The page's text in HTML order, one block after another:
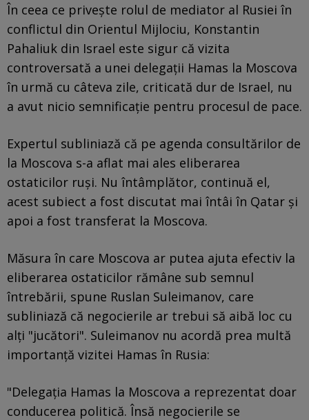
În ceea ce privește rolul de mediator al Rusiei în
conflictul din Orientul Mijlociu, Konstantin
Pahaliuk din Israel este sigur că vizita
controversată a unei delegații Hamas la Moscova
în urmă cu câteva zile, criticată dur de Israel, nu
a avut nicio semnificație pentru procesul de pace.
Expertul subliniază că pe agenda consultărilor de
la Moscova s-a aflat mai ales eliberarea
ostaticilor ruși. Nu întâmplător, continuă el,
acest subiect a fost discutat mai întâi în Qatar și
apoi a fost transferat la Moscova.
Măsura în care Moscova ar putea ajuta efectiv la
eliberarea ostaticilor rămâne sub semnul
întrebării, spune Ruslan Suleimanov, care
subliniază că negocierile ar trebui să aibă loc cu
alți "jucători". Suleimanov nu acordă prea multă
importanță vizitei Hamas în Rusia:
"Delegația Hamas la Moscova a reprezentat doar
conducerea politică. Însă negocierile se